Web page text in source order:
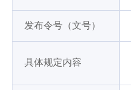
发布令号（文号）
具体规定内容